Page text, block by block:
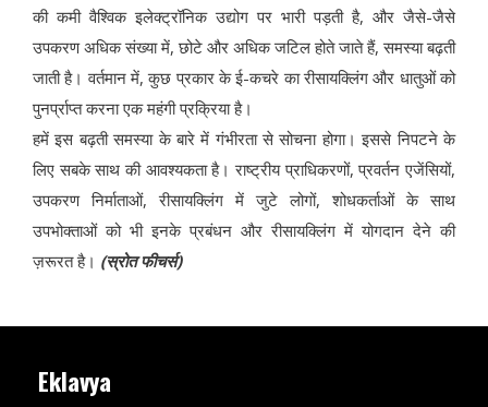
की कमी वैश्विक इलेक्ट्रॉनिक उद्योग पर भारी पड़ती है, और जैसे-जैसे
उपकरण अधिक संख्या में, छोटे और अधिक जटिल होते जाते हैं, समस्या बढ़ती
जाती है। वर्तमान में, कुछ प्रकार के ई-कचरे का रीसायक्लिंग और धातुओं को
पुनर्प्राप्त करना एक महंगी प्रक्रिया है।
हमें इस बढ़ती समस्या के बारे में गंभीरता से सोचना होगा। इससे निपटने के
लिए सबके साथ की आवश्यकता है। राष्ट्रीय प्राधिकरणों, प्रवर्तन एजेंसियों,
उपकरण निर्माताओं, रीसायक्लिंग में जुटे लोगों, शोधकर्ताओं के साथ
उपभोक्ताओं को भी इनके प्रबंधन और रीसायक्लिंग में योगदान देने की
ज़रूरत है। (स्रोत फीचर्स)
Eklavya